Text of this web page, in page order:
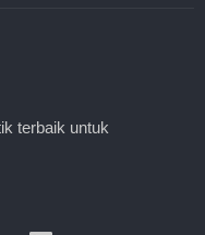
terbaik untuk